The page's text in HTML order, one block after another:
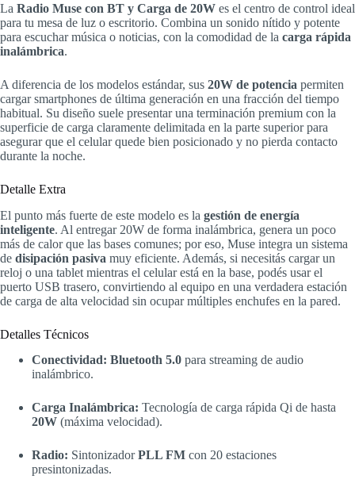
La Radio Muse con BT y Carga de 20W es el centro de control ideal
para tu mesa de luz o escritorio. Combina un sonido nítido y potente
para escuchar música o noticias, con la comodidad de la carga rápida
inalámbrica.
A diferencia de los modelos estándar, sus 20W de potencia permiten
cargar smartphones de última generación en una fracción del tiempo
habitual. Su diseño suele presentar una terminación premium con la
superficie de carga claramente delimitada en la parte superior para
asegurar que el celular quede bien posicionado y no pierda contacto
durante la noche.
Detalle Extra
El punto más fuerte de este modelo es la gestión de energía
inteligente. Al entregar 20W de forma inalámbrica, genera un poco
más de calor que las bases comunes; por eso, Muse integra un sistema
de disipación pasiva muy eficiente. Además, si necesitás cargar un
reloj o una tablet mientras el celular está en la base, podés usar el
puerto USB trasero, convirtiendo al equipo en una verdadera estación
de carga de alta velocidad sin ocupar múltiples enchufes en la pared.
Detalles Técnicos
Conectividad: Bluetooth 5.0 para streaming de audio
inalámbrico.
Carga Inalámbrica: Tecnología de carga rápida Qi de hasta
20W (máxima velocidad).
Radio: SintonizadorPLL FM con 20 estaciones
presintonizadas.